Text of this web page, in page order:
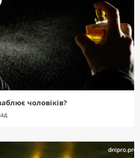
чоловіків?